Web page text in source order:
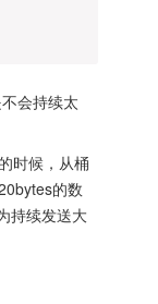
会持续太
时候，从桶
的数
持续发送大